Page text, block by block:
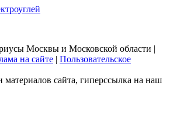
Москвы и Московской области |
на сайте | Пользовательское
сайта, гиперссылка на наш